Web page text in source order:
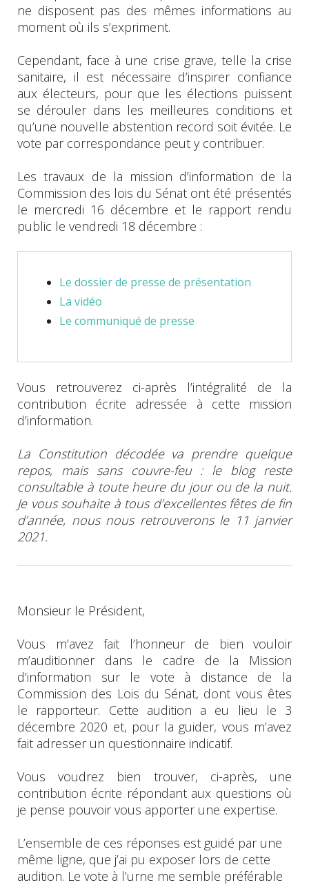
ne disposent pas des mêmes informations au
moment où ils s’expriment.
Cependant, face à une crise grave, telle la crise
sanitaire, il est nécessaire d’inspirer confiance
aux électeurs, pour que les élections puissent
se dérouler dans les meilleures conditions et
qu’une nouvelle abstention record soit évitée. Le
vote par correspondance peut y contribuer.
Les travaux de la mission d’information de la
Commission des lois du Sénat ont été présentés
le mercredi 16 décembre et le rapport rendu
public le vendredi 18 décembre :
Le dossier de presse de présentation
La vidéo
Le communiqué de presse
Vous retrouverez ci-après l’intégralité de la
contribution écrite adressée à cette mission
d’information.
La Constitution décodée va prendre quelque
repos, mais sans couvre-feu : le blog reste
consultable à toute heure du jour ou de la nuit.
Je vous souhaite à tous d’excellentes fêtes de fin
d’année, nous nous retrouverons le 11 janvier
2021.
Monsieur le Président,
Vous m’avez fait l’honneur de bien vouloir
m’auditionner dans le cadre de la Mission
d’information sur le vote à distance de la
Commission des Lois du Sénat, dont vous êtes
le rapporteur. Cette audition a eu lieu le 3
décembre 2020 et, pour la guider, vous m’avez
fait adresser un questionnaire indicatif.
Vous voudrez bien trouver, ci-après, une
contribution écrite répondant aux questions où
je pense pouvoir vous apporter une expertise.
L’ensemble de ces réponses est guidé par une
même ligne, que j’ai pu exposer lors de cette
audition. Le vote à l’urne me semble préférable